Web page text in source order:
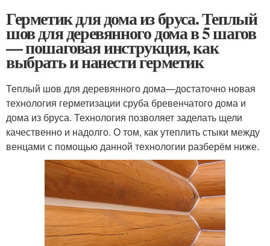
Герметик для дома из бруса. Теплый
шов для деревянного дома в 5 шагов
— пошаговая инструкция, как
выбрать и нанести герметик
Теплый шов для деревянного дома—достаточно новая
технология герметизации сруба бревенчатого дома и
дома из бруса. Технология позволяет заделать щели
качественно и надолго. О том, как утеплить стыки между
венцами с помощью данной технологии разберём ниже.